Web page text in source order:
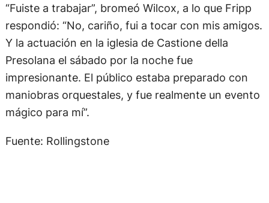
“Fuiste a trabajar”, bromeó Wilcox, a lo que Fripp
respondió: “No, cariño, fui a tocar con mis amigos.
Y la actuación en la iglesia de Castione della
Presolana el sábado por la noche fue
impresionante. El público estaba preparado con
maniobras orquestales, y fue realmente un evento
mágico para mí”.
Fuente: Rollingstone